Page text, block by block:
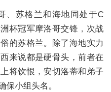
、苏格兰和海地同处于C
杯冠军摩洛哥交锋，次战
的苏格兰。除了海地实力
来说都是硬骨头，前者在
将饮恨，安切洛蒂和弟子
保小组头名。